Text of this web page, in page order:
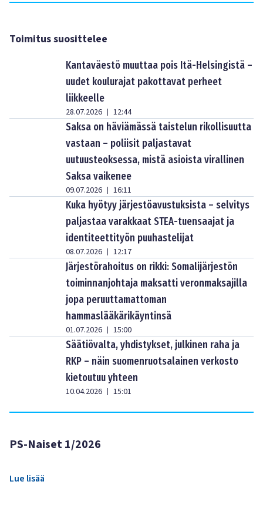
Toimitus suosittelee
Kantaväestö muuttaa pois Itä-Helsingistä –
uudet koulurajat pakottavat perheet
liikkeelle
28.07.2026 | 12:44
Saksa on häviämässä taistelun rikollisuutta
vastaan – poliisit paljastavat
uutuusteoksessa, mistä asioista virallinen
Saksa vaikenee
09.07.2026 | 16:11
Kuka hyötyy järjestöavustuksista – selvitys
paljastaa varakkaat STEA-tuensaajat ja
identiteettityön puuhastelijat
08.07.2026 | 12:17
Järjestörahoitus on rikki: Somalijärjestön
toiminnanjohtaja maksatti veronmaksajilla
jopa peruuttamattoman
hammaslääkärikäyntinsä
01.07.2026 | 15:00
Säätiövalta, yhdistykset, julkinen raha ja
RKP – näin suomenruotsalainen verkosto
kietoutuu yhteen
10.04.2026 | 15:01
PS-Naiset 1/2026
Lue lisää